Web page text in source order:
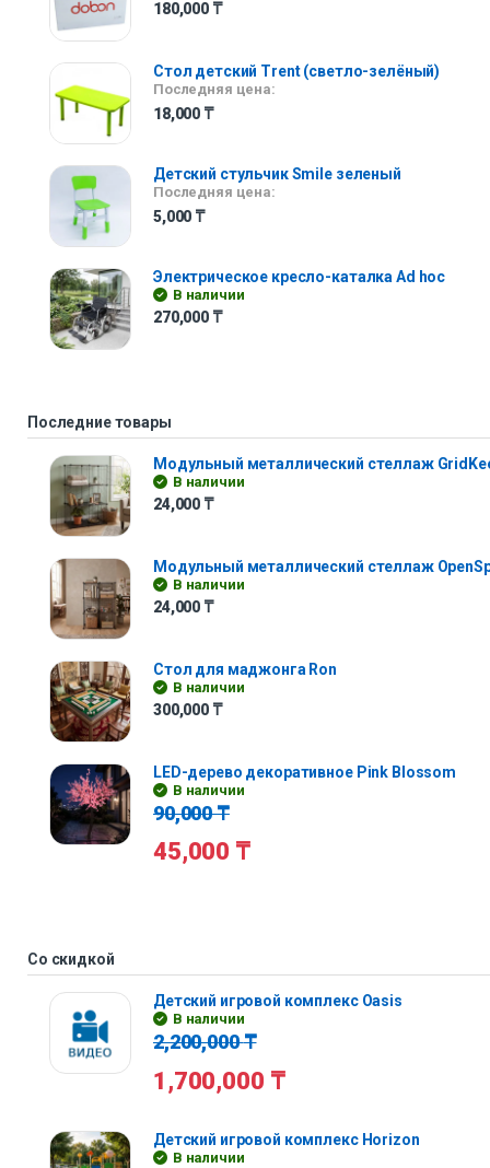
180,000 ₸
Стол детский Trent (светло-зелёный)
Последняя цена:
18,000 ₸
Детский стульчик Smile зеленый
Последняя цена:
5,000 ₸
Электрическое кресло-каталка Ad hoc
В наличии
270,000 ₸
Последние товары
Модульный металлический стеллаж
В наличии
24,000 ₸
Модульный металлический стеллаж
В наличии
24,000 ₸
Стол для маджонга Ron
В наличии
300,000 ₸
LED-дерево декоративное Pink Blossom
В наличии
90,000₸
45,000 ₸
Со скидкой
Детский игровой комплекс Oasis
В наличии
2,200,000₸
1,700,000 ₸
Детский игровой комплекс Horizon
В наличии